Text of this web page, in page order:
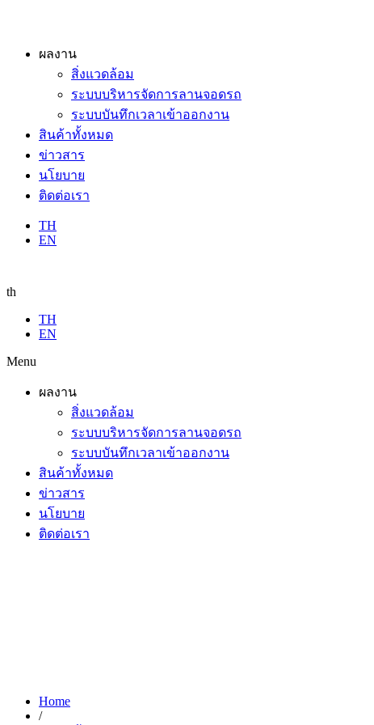
ผลงาน
สิ่งแวดล้อม
ระบบบริหารจัดการลานจอดรถ
ระบบบันทึกเวลาเข้าออกงาน
สินค้าทั้งหมด
ข่าวสาร
นโยบาย
ติดต่อเรา
TH
EN
th
TH
EN
Menu
ผลงาน
สิ่งแวดล้อม
ระบบบริหารจัดการลานจอดรถ
ระบบบันทึกเวลาเข้าออกงาน
สินค้าทั้งหมด
ข่าวสาร
นโยบาย
ติดต่อเรา
Home
/